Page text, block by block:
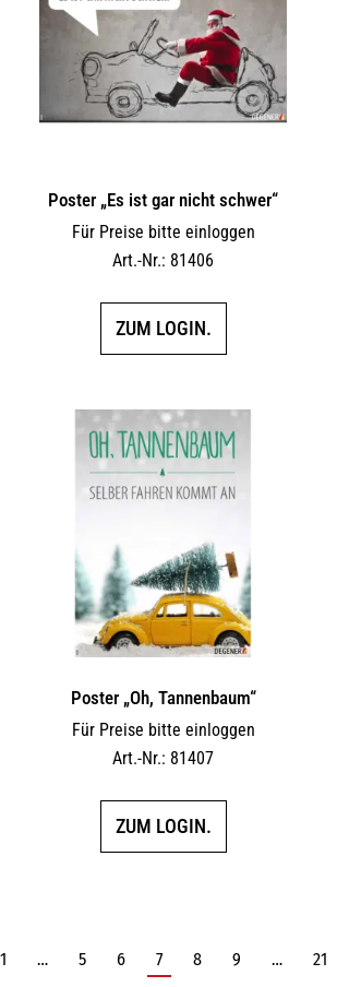
Poster „Es ist gar nicht schwer“
Für Preise bitte einloggen
Art.-Nr.: 81406
ZUM LOGIN.
Poster „Oh, Tannenbaum“
Für Preise bitte einloggen
Art.-Nr.: 81407
ZUM LOGIN.
1 … 5 6 7 8 9 … 21